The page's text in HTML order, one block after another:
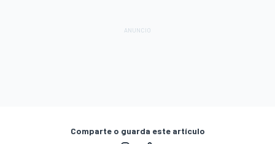
Comparte o guarda este artículo